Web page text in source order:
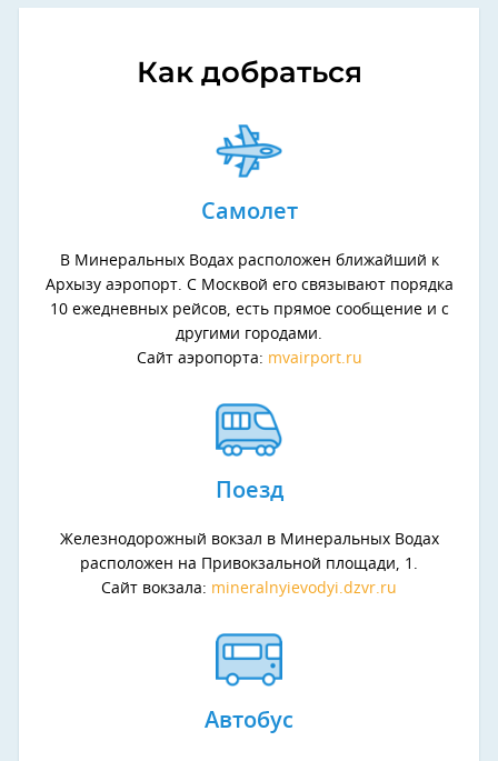
Как добраться
Самолет
В Минеральных Водах расположен ближайший к
Архызу аэропорт. С Москвой его связывают порядка
10 ежедневных рейсов, есть прямое сообщение и с
другими городами.
Сайт аэропорта: mvairport.ru
Поезд
Железнодорожный вокзал в Минеральных Водах
расположен на Привокзальной площади, 1.
Сайт вокзала: mineralnyievodyi.dzvr.ru
Автобус